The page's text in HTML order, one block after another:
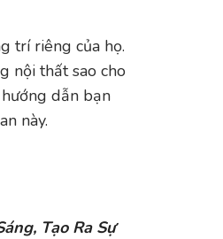
trí riêng của họ.
nội thất sao cho
dẫn bạn
này.
Tạo Ra Sự